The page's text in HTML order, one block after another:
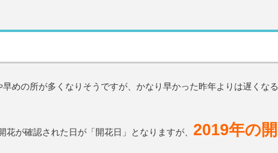
めの所が多くなりそうですが、かなり早かった昨年よりは遅くなる
が確認された日が「開花日」となりますが、 2019年の開